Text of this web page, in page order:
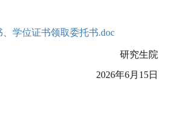
学位证书领取委托书.doc
研究生院
2026年6月15日